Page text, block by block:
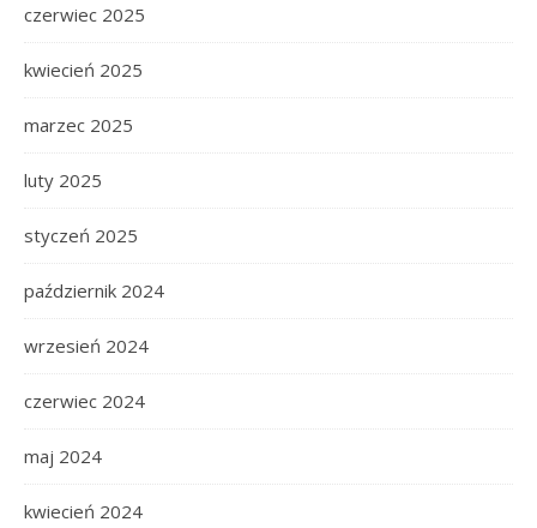
czerwiec 2025
kwiecień 2025
marzec 2025
luty 2025
styczeń 2025
październik 2024
wrzesień 2024
czerwiec 2024
maj 2024
kwiecień 2024